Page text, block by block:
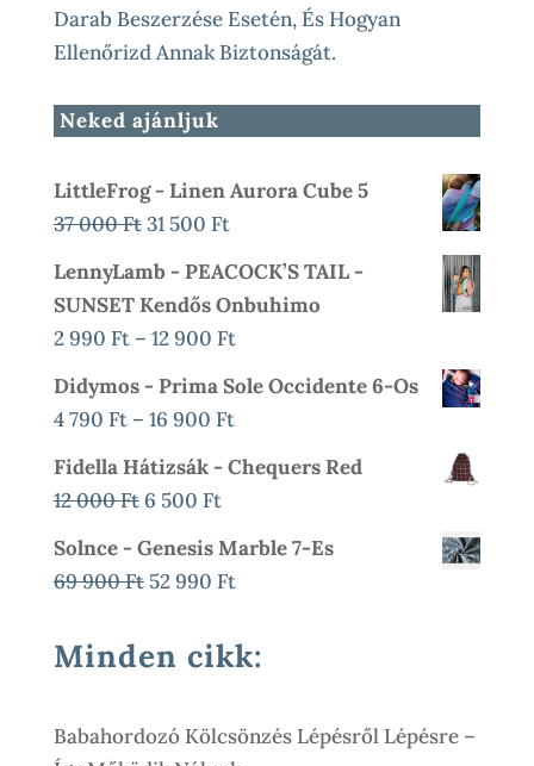
Darab Beszerzése Esetén, És Hogyan
Ellenőrizd Annak Biztonságát.
Neked ajánljuk
LittleFrog - Linen Aurora Cube 5
37 000FtOriginal
Was:
37
000 Ft.
31 500 FtCurrent
Is:
500 Ft.
LennyLamb - PEACOCK’S TAIL -
SUNSET Kendős Onbuhimo
2 990 Ft – 12 900 FtÁrtartomány:
990 Ft
12
Didymos - Prima Sole Occidente 6-Os
4 790 Ft – 16 900 FtÁrtartomány:
790 Ft
16
900 Ft
Fidella Hátizsák - Chequers Red
12 000Ft Original
Was:
12
6 500 FtCurrent
Is:
6
Solnce - Genesis Marble 7-Es
69 900Ft Original
Was:
52 990 FtCurrent
Is:
Minden cikk:
Babahordozó Kölcsönzés Lépésről Lépésre –